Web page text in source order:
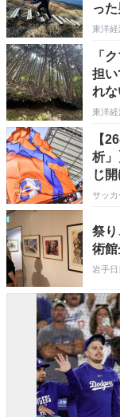
っ
東洋経
「
担い
れ
東洋経
【
析」
じ
（2
サッ
祭
術
岩手